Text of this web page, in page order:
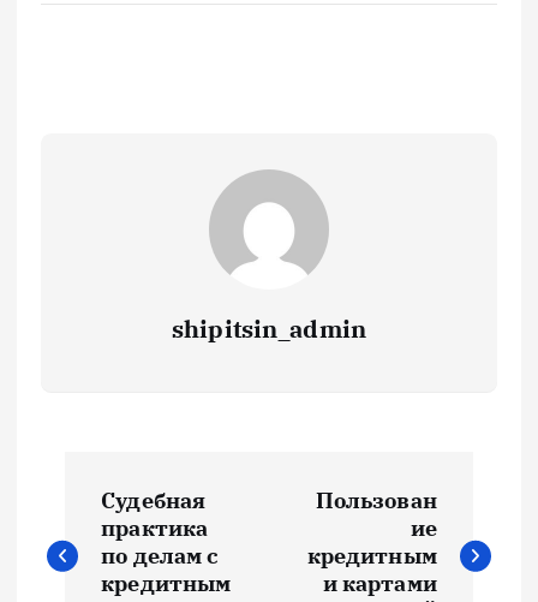
shipitsin_admin
а
Судебная
практика
по делам с
кредитным
Пользован
ие
кредитным
и картами